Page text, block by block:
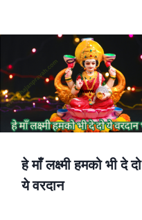
हे माँ लक्ष्मी हमको भी दे दो
ये वरदान